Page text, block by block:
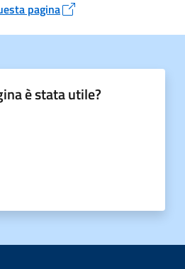
pagina
è stata utile?